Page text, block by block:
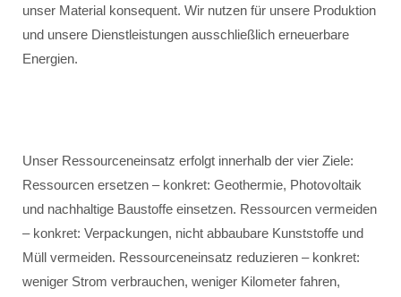
unser Material konsequent. Wir nutzen für unsere Produktion
und unsere Dienstleistungen ausschließlich erneuerbare
Energien.
Unser Ressourceneinsatz erfolgt innerhalb der vier Ziele:
Ressourcen ersetzen – konkret: Geothermie, Photovoltaik
und nachhaltige Baustoffe einsetzen. Ressourcen vermeiden
– konkret: Verpackungen, nicht abbaubare Kunststoffe und
Müll vermeiden. Ressourceneinsatz reduzieren – konkret:
weniger Strom verbrauchen, weniger Kilometer fahren,